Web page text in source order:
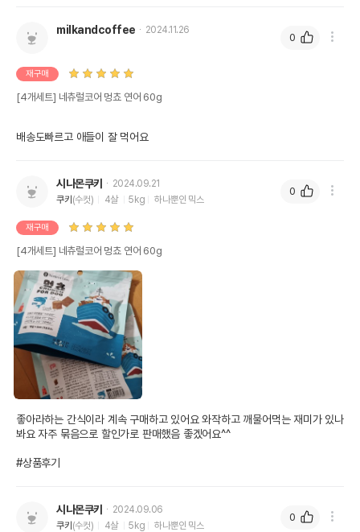
유통기한이 최소 2026.12.03이거나 그
milkandcoffee 2024.11.26
재구매
[4개세트] 네츄럴코어 멍쵸 연어 60g
배송도빠르고 애들이 잘 먹어요
0
시나몬쿠키
2024.09.21
쿠키(수컷) 4살 5kg 하나뿐인 믹스
재구매
[4개세트] 네츄럴코어 멍쵸 연어 60g
좋아라하는 간식이라 계속 구매하고 있어요 와작하고 깨물어먹는 재미가 있나
봐요 자주 묶음으로 할인가로 판매했음 좋겠어요^^
#상품후기
0
시나몬쿠키
2024.09.06
쿠키(수컷) 4살 5kg 하나뿐인 믹스
0